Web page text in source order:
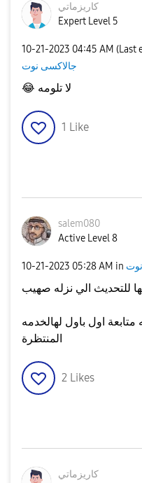
كاريزماتي
Expert Level 5
‎10-21-2023 04:45 AM (Last
جالاكسى نوت
😂 لا تلومه
1 Like
salem080
Active Level 8
‎10-21-2023 05:28 AM in
متابعة اول باول لهالخدمه
المنتظرة
2 Likes
كاريزماتي